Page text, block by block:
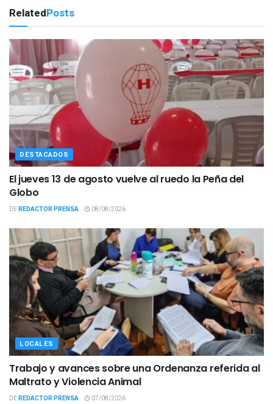
RelatedPosts
DESTACADOS
El jueves 13 de agosto vuelve al ruedo la Peña del
Globo
DEREDACTOR PRENSA 08/08/2026
LOCALES
Trabajo y avances sobre una Ordenanza referida al
Maltrato y Violencia Animal
DEREDACTOR PRENSA 07/08/2026